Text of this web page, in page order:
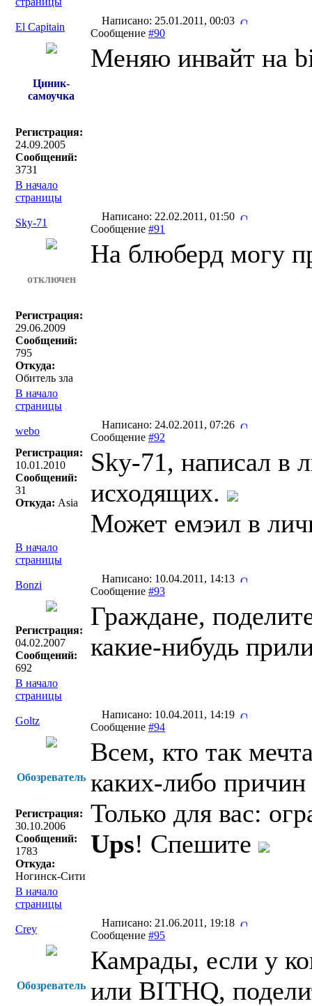
El Capitain
Написано: 25.01.2011, 00:03
Сообщение #90
Циник-
самоучка
Регистрация:
24.09.2005
Сообщений:
3731
Меняю инвайт на
В начало
страницы
Sky-71
Написано: 22.02.2011, 01:50
Сообщение #91
отключен
Регистрация:
29.06.2009
Сообщений:
795
Откуда:
Обитель зла
На блюберд могу
В начало
страницы
webo
Написано: 24.02.2011, 07:26
Сообщение #92
Регистрация:
10.01.2010
Сообщений:
31
Откуда: Asia
Sky-71, написал в
исходящих.
Может емэил в
В начало
страницы
Bonzi
Написано: 10.04.2011, 14:13
Сообщение #93
Регистрация:
04.02.2007
Сообщений:
692
Граждане,
какие-нибудь
В начало
страницы
Goltz
Написано: 10.04.2011, 14:19
Сообщение #94
Обозреватель
Регистрация:
30.10.2006
Сообщений:
1783
Откуда:
Ногинск-Сити
Всем, кто так
каких-либо
Только для вас:
Ups! Спешите
В начало
страницы
Crey
Написано: 21.06.2011, 19:18
Сообщение #95
Обозреватель
Камрады, если у
или BITHQ,